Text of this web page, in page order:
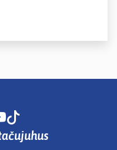
Youtube